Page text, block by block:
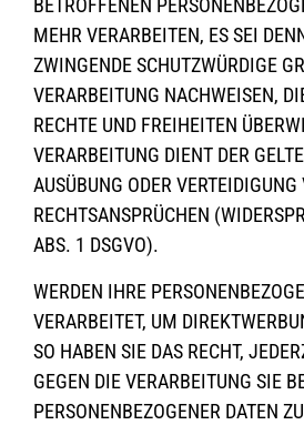
BETROFFENEN
MEHR VERARBEITEN, ES SEI
ZWINGENDE SCHUTZWÜRDIGE
VERARBEITUNG NACHWEISEN,
RECHTE UND FREIHEITEN
VERARBEITUNG DIENT DER
AUSÜBUNG ODER VERTEIDIGUNG
RECHTSANSPRÜCHEN
ABS. 1 DSGVO).
WERDEN IHRE
VERARBEITET, UM
SO HABEN SIE DAS RECHT,
GEGEN DIE VERARBEITUNG SIE
PERSONENBEZOGENER DATEN